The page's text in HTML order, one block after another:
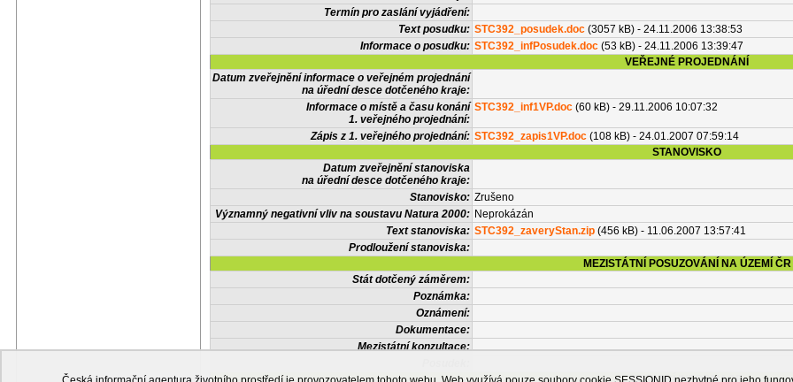
Termín pro zaslání vyjádření:
Text posudku: STC392_posudek.doc (3057 kB) - 24.11.2006 13:38:53
Informace o posudku: STC392_infPosudek.doc (53 kB) - 24.11.2006 13:39:47
VEŘEJNÉ PROJEDNÁNÍ
Datum zveřejnění informace o veřejném projednání
na úřední desce dotčeného kraje:
Informace o místě a času konání
1. veřejného projednání:
STC392_inf1VP.doc (60 kB) - 29.11.2006 10:07:32
Zápis z 1. veřejného projednání: STC392_zapis1VP.doc (108 kB) - 24.01.2007 07:59:14
STANOVISKO
Datum zveřejnění stanoviska
na úřední desce dotčeného kraje:
Stanovisko: Zrušeno
Významný negativní vliv na soustavu Natura 2000: Neprokázán
Text stanoviska: STC392_zaveryStan.zip (456 kB) - 11.06.2007 13:57:41
Prodloužení stanoviska:
MEZISTÁTNÍ POSUZOVÁNÍ NA ÚZEMÍ ČR
Stát dotčený záměrem:
Poznámka:
Oznámení:
Dokumentace:
Mezistátní konzultace:
OSTATNÍ INFORMACE